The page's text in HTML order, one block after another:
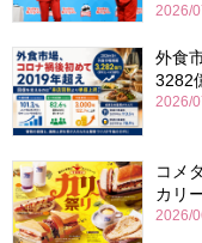
2026/
外食
3282
2026/
コメ
カリ
2026/